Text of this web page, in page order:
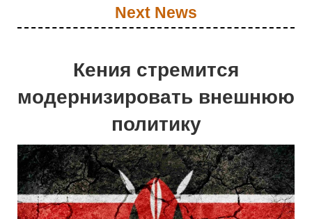
Next News
Кения стремится
модернизировать внешнюю
политику